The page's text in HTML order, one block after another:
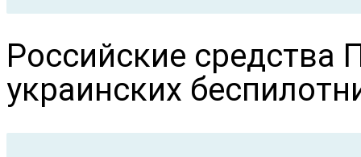
Российские средства
украинских